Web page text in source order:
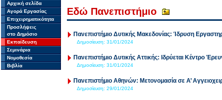
Αρχική σελίδα
Αγορά Εργασίας
Επιχειρηματικότητα
Προσλήψεις
στο Δημόσιο
Εκπαίδευση
Σεμινάρια
Νομοθεσία
Βιβλία
Eδώ Πανεπιστήμιο
Πανεπιστήμιο Δυτικής Μακεδονίας: Ίδρυση
Δημοσίευση: 31/01/2024
Πανεπιστήμιο Δυτικής Αττικής: Ιδρύεται Κέντρο
Δημοσίευση: 31/01/2024
Πανεπιστήμιο Αθηνών: Μετονομασία σε Α’
Δημοσίευση: 29/01/2024